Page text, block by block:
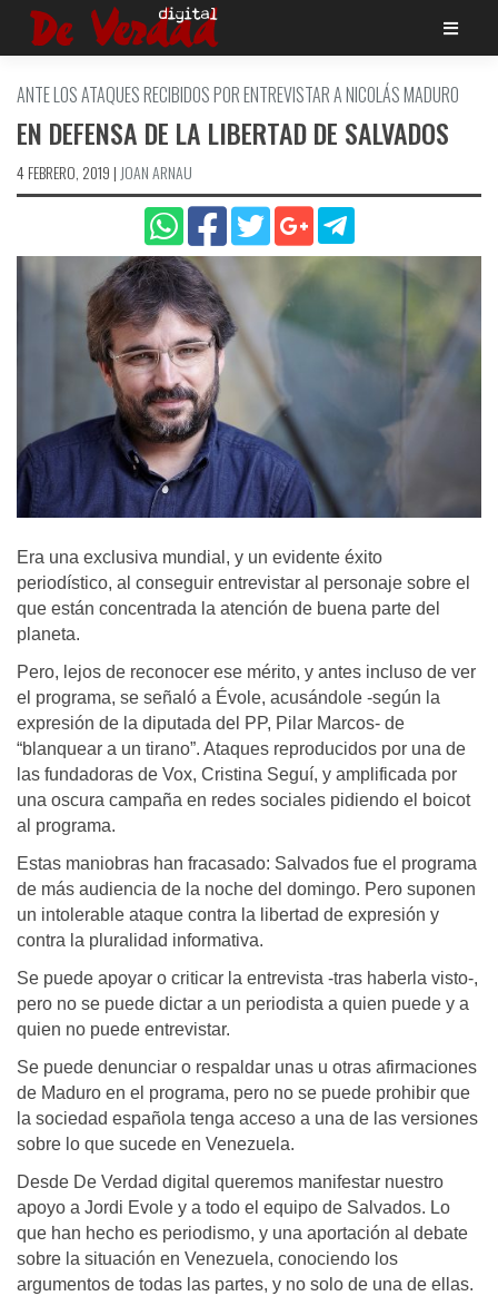
Saltar
ANTE LOS ATAQUES RECIBIDOS POR ENTREVISTAR A NICOLÁS MADURO
EN DEFENSA DE LA LIBERTAD DE SALVADOS
4 FEBRERO, 2019 | JOAN ARNAU
Era una exclusiva mundial, y un evidente éxito
periodístico, al conseguir entrevistar al personaje sobre el
que están concentrada la atención de buena parte del
planeta.
Pero, lejos de reconocer ese mérito, y antes incluso de ver
el programa, se señaló a Évole, acusándole -según la
expresión de la diputada del PP, Pilar Marcos- de
“blanquear a un tirano”. Ataques reproducidos por una de
las fundadoras de Vox, Cristina Seguí, y amplificada por
una oscura campaña en redes sociales pidiendo el boicot
al programa.
Estas maniobras han fracasado: Salvados fue el programa
de más audiencia de la noche del domingo. Pero suponen
un intolerable ataque contra la libertad de expresión y
contra la pluralidad informativa.
Se puede apoyar o criticar la entrevista -tras haberla visto-,
pero no se puede dictar a un periodista a quien puede y a
quien no puede entrevistar.
Se puede denunciar o respaldar unas u otras afirmaciones
de Maduro en el programa, pero no se puede prohibir que
la sociedad española tenga acceso a una de las versiones
sobre lo que sucede en Venezuela.
Desde De Verdad digital queremos manifestar nuestro
apoyo a Jordi Evole y a todo el equipo de Salvados. Lo
que han hecho es periodismo, y una aportación al debate
sobre la situación en Venezuela, conociendo los
argumentos de todas las partes, y no solo de una de ellas.